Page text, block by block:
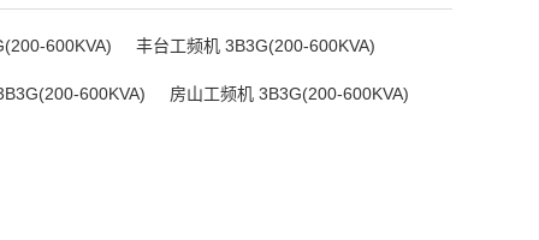
600KVA) 丰台工频机 3B3G(200-600KVA)
600KVA) 房山工频机 3B3G(200-600KVA)